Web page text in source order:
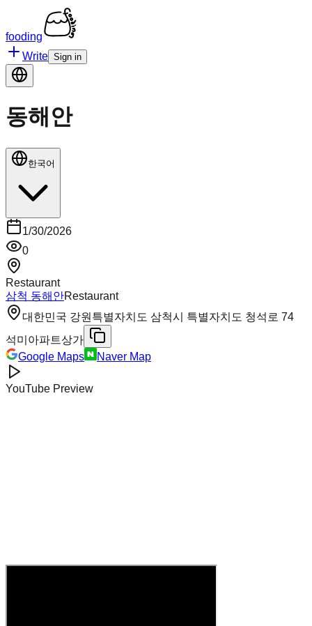
fooding
Write Sign in
동해안
한국어
1/30/2026
0
Restaurant
삼척 동해안Restaurant
대한민국 강원특별자치도 삼척시 특별자치도 청석로 74
석미아파트상가
Google Maps
Naver Map
YouTube Preview